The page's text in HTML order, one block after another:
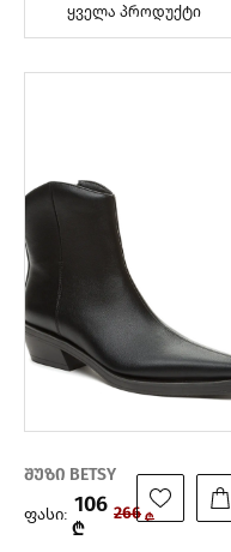
ყველა პროდუქტი
შუზი BETSY
ფასი: 106
₾
266 ₾